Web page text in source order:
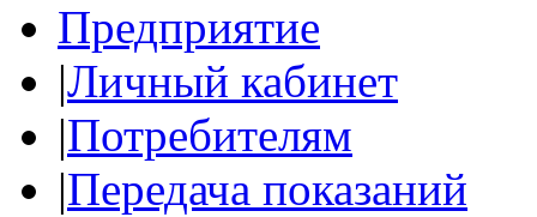
Предприятие
|Личный кабинет
|Потребителям
|Передача показаний